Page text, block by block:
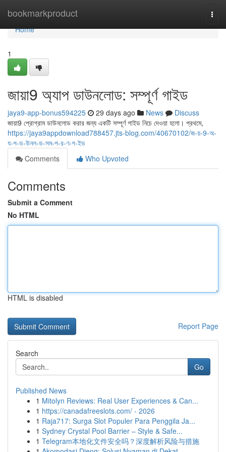
bookmarkproduct
Home
Home
1
জায়া9 অ্যাপ ডাউনলোড: সম্পূর্ণ গাইড
jaya9-app-bonus594225 29 days ago News
Discuss
জায়া9 প্রোগ্রাম ডাউনলোড করার জন্য একটি সম্পূর্ণ গাইড নিচে দেওয়া হলো। প্রথমে,
https://jaya9appdownload788457.jts-blog.com/40670102/জ-য়-9-অ-
য-প-ড-উনল-ড-সম-প-র-ণ-গ-ইড
Comments
Who Upvoted
Comments
Submit a Comment
No HTML
HTML is disabled
Report Page
Search
Go
Published News
1 Mitolyn Reviews: Real User Experiences & Can...
1 https://canadafreeslots.com/ - 2026
1 Raja717: Surga Slot Populer Para Penggila Ja...
1 Sydney Crystal Pool Barrier – Style & Safe...
1 Telegram本地化文件安全吗？深度解析风险与措施